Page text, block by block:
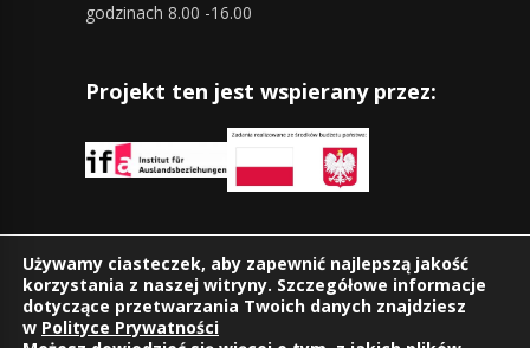
godzinach 8.00 -16.00
Projekt ten jest wspierany przez:
Znajdziesz nas również na:
Używamy ciasteczek, aby zapewnić najlepszą jakość
korzystania z naszej witryny. Szczegółowe informacje
dotyczące przetwarzania Twoich danych znajdziesz
w Polityce Prywatności